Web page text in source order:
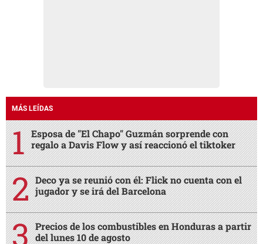
MÁS LEÍDAS
Esposa de "El Chapo" Guzmán sorprende con
regalo a Davis Flow y así reaccionó el tiktoker
Deco ya se reunió con él: Flick no cuenta con el
jugador y se irá del Barcelona
Precios de los combustibles en Honduras a partir
del lunes 10 de agosto